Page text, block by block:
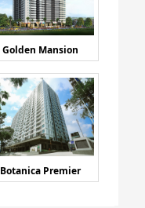
Golden Mansion
Botanica Premier